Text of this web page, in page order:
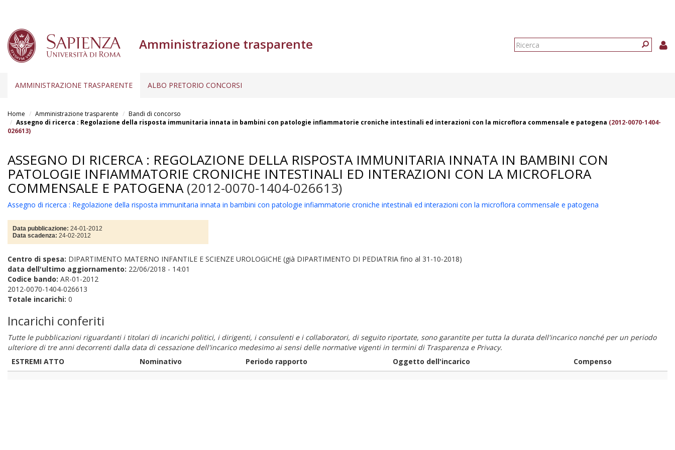
contenuto
principale
Amministrazione trasparente
Form
AMMINISTRAZIONE TRASPARENTE ALBO PRETORIO CONCORSI
Home Amministrazione trasparente
Bandi di concorso
Assegno di ricerca : Regolazione della risposta immunitaria innata in bambini con patologie infiammatorie croniche intestinali ed interazioni con la microflora commensale e patogena (2012-0070-1404-
026613)
ASSEGNO DI RICERCA : REGOLAZIONE DELLA RISPOSTA IMMUNITARIA INNATA IN BAMBINI CON
PATOLOGIE INFIAMMATORIE CRONICHE INTESTINALI ED INTERAZIONI CON LA MICROFLORA
COMMENSALE E PATOGENA(2012-0070-1404-026613)
Assegno di ricerca : Regolazione della risposta immunitaria innata in bambini con patologie infiammatorie croniche intestinali ed interazioni con la microflora commensale e patogena
Data pubblicazione: 24-01-2012
Data scadenza: 24-02-2012
Centro di spesa: DIPARTIMENTO MATERNO INFANTILE E SCIENZE UROLOGICHE (già DIPARTIMENTO DI PEDIATRIA fino al 31-10-2018)
data dell'ultimo aggiornamento: 22/06/2018 - 14:01
Codice bando: AR-01-2012
2012-0070-1404-026613
Totale incarichi: 0
Incarichi conferiti
Tutte le pubblicazioni riguardanti i titolari di incarichi politici, i dirigenti, i consulenti e i collaboratori, di seguito riportate, sono garantite per tutta la durata dell'incarico nonché per un periodo
ulteriore di tre anni decorrenti dalla data di cessazione dell'incarico medesimo ai sensi delle normative vigenti in termini di Trasparenza e Privacy.
ESTREMI ATTO
Nominativo Periodo rapporto Oggetto dell'incarico Compenso